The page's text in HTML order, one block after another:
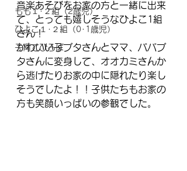
もも１･２組（2歳児）
ひよこ１･２組（0･1歳児）
子育てひろば
音楽あそびをお家の方と一緒に出来
て、とっても嬉しそうなひよこ1組
さん！
かわいい子ブタさんとママ、パパブ
タさんに変身して、オオカミさんか
ら逃げたりお家の中に隠れたり楽し
そうでしたよ！！子供たちもお家の
方も笑顔いっぱいの参観でした。